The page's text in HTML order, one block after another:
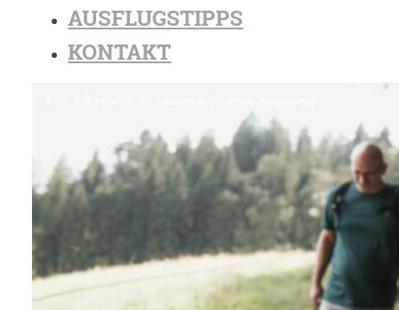
AUSFLUGSTIPPS
KONTAKT